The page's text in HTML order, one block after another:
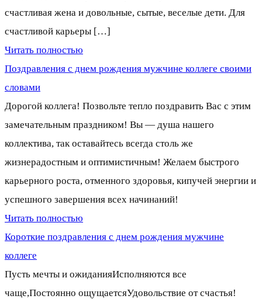
счастливая жена и довольные, сытые, веселые дети. Для
счастливой карьеры […]
Читать полностью
Поздравления с днем рождения мужчине коллеге своими
словами
Дорогой коллега! Позвольте тепло поздравить Вас с этим
замечательным праздником! Вы — душа нашего
коллектива, так оставайтесь всегда столь же
жизнерадостным и оптимистичным! Желаем быстрого
карьерного роста, отменного здоровья, кипучей энергии и
успешного завершения всех начинаний!
Читать полностью
Короткие поздравления с днем рождения мужчине
коллеге
Пусть мечты и ожиданияИсполняются все
чаще,Постоянно ощущаетсяУдовольствие от счастья!